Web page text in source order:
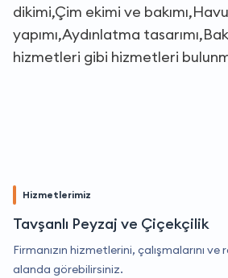
dikimi,Çim ekimi ve
yapımı,Aydınlatma
hizmetleri gibi hizmetleri
Hizmetlerimiz
Tavşanlı Peyzaj ve Çiçekçilik
Firmanızın hizmetlerini, çalışmalarını ve
alanda görebilirsiniz.